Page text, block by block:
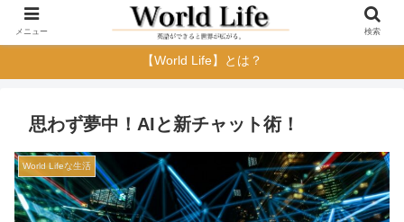
【World Life】とは？
思わず夢中！AIと新チャット術！
World Lifeな生活
メニュー 検索